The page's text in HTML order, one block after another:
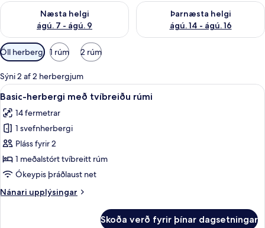
Næsta helgi
ágú. 7 - ágú. 9
Athuga framboð næstu helgi ágú. 7 - ágú. 9
Þarnæsta helgi
ágú. 14 - ágú. 16
Athuga framboð þarnæstu
Síur
í
boði
fyrir
herbergi
Öll herbergi 1 rúm 2 rúm
Sýni 2 af 2 herbergjum
Skoða
allar
myndir
fyrir
Basic-
herbergi
með
rúmi
Basic-herbergi með tvíbreiðu rúmi |
8
Basic-herbergi með tvíbreiðu rúmi
14 fermetrar
1 svefnherbergi
Pláss fyrir 2
1 meðalstórt tvíbreitt rúm
Ókeypis þráðlaust net
Nánari upplýsingar
Nánari
Skoða verð fyrir þínar dagsetningar